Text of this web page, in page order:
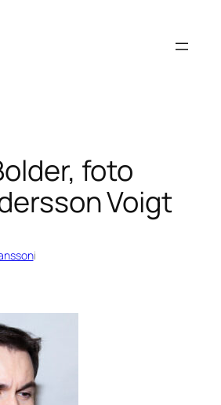
foto
Voigt
i